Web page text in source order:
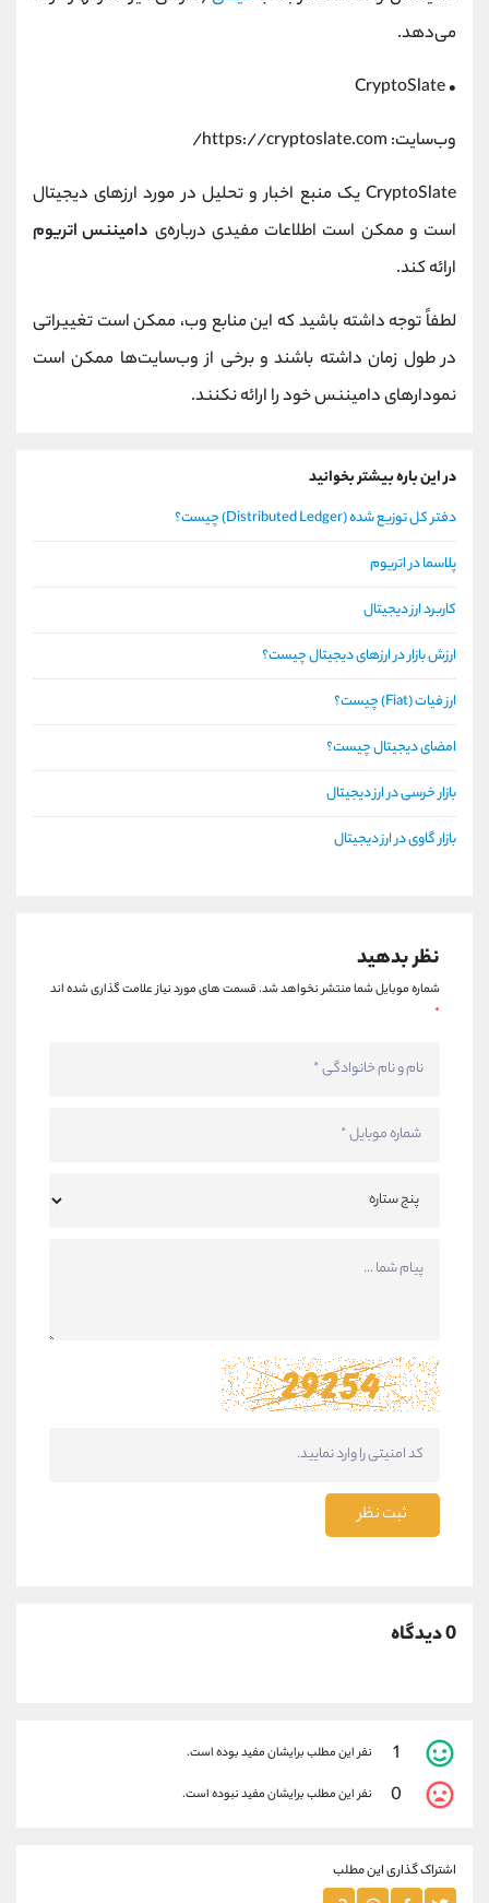
می‌دهد.
•
CryptoSlate
وب‌سایت: https://cryptoslate.com/
CryptoSlate یک منبع اخبار و تحلیل در مورد ارزهای دیجیتال
است و ممکن است اطلاعات مفیدی درباره‌ی دامیننس اتریوم
ارائه کند.
لطفاً توجه داشته باشید که این منابع وب، ممکن است تغییراتی
در طول زمان داشته باشند و برخی از وب‌سایت‌ها ممکن است
نمودارهای دامیننس خود را ارائه نکنند.
در این باره بیشتر بخوانید
دفتر کل توزیع شده (Distributed Ledger) چیست؟
پلاسما در اتریوم
کاربرد ارز دیجیتال
ارزش بازار در ارزهای دیجیتال چیست؟
ارز فیات (Fiat) چیست؟
امضای دیجیتال چیست؟
بازار خرسی در ارز دیجیتال
بازار گاوی در ارز دیجیتال
نظر بدهید
شماره موبایل شما منتشر نخواهد شد.قسمت های مورد نیاز علامت گذاری شده اند
*
ثبت نظر
0 دیدگاه
1 نفر این مطلب برایشان مفید بوده است.
0 نفر این مطلب برایشان مفید نبوده است.
اشتراک گذاری این مطلب